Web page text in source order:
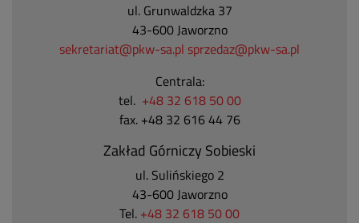
ul. Grunwaldzka 37
43-600 Jaworzno
sekretariat@pkw-sa.pl sprzedaz@pkw-sa.pl
Centrala:
tel. +48 32 618 50 00
fax. +48 32 616 44 76
Zakład Górniczy Sobieski
ul. Sulińskiego 2
43-600 Jaworzno
Tel. +48 32 618 50 00